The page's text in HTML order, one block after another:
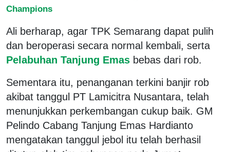
Champions
Ali berharap, agar TPK Semarang dapat pulih
dan beroperasi secara normal kembali, serta
Pelabuhan Tanjung Emas bebas dari rob.
Sementara itu, penanganan terkini banjir rob
akibat tanggul PT Lamicitra Nusantara, telah
menunjukkan perkembangan cukup baik. GM
Pelindo Cabang Tanjung Emas Hardianto
mengatakan tanggul jebol itu telah berhasil